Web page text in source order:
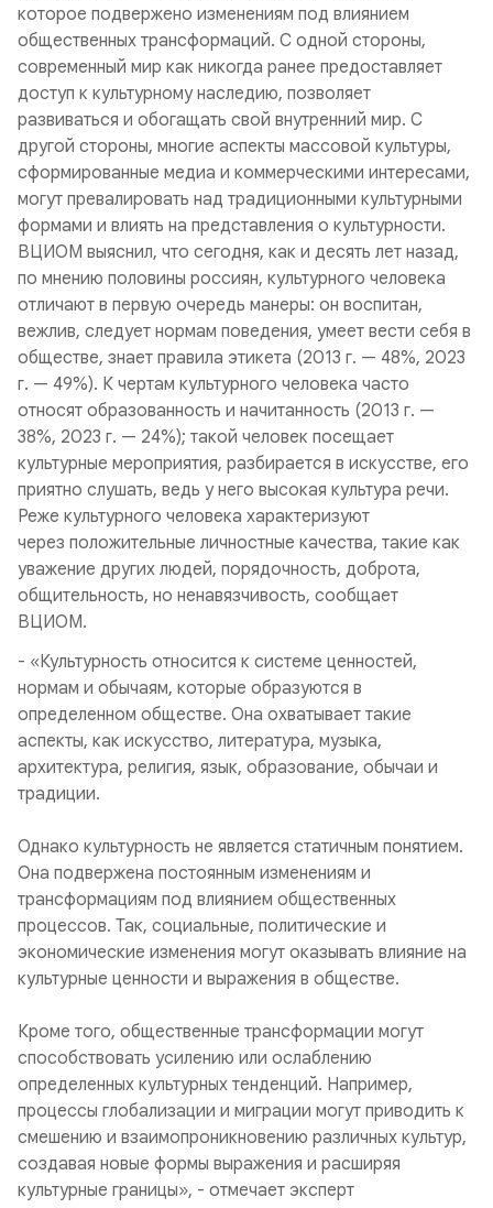
которое подвержено изменениям под влиянием
общественных трансформаций. С одной стороны,
современный мир как никогда ранее предоставляет
доступ к культурному наследию, позволяет
развиваться и обогащать свой внутренний мир. С
другой стороны, многие аспекты массовой культуры,
сформированные медиа и коммерческими интересами,
могут превалировать над традиционными культурными
формами и влиять на представления о культурности.
ВЦИОМ выяснил, что сегодня, как и десять лет назад,
по мнению половины россиян, культурного человека
отличают в первую очередь манеры: он воспитан,
вежлив, следует нормам поведения, умеет вести себя в
обществе, знает правила этикета (2013 г. — 48%, 2023
г. — 49%). К чертам культурного человека часто
относят образованность и начитанность (2013 г. —
38%, 2023 г. — 24%); такой человек посещает
культурные мероприятия, разбирается в искусстве, его
приятно слушать, ведь у него высокая культура речи.
Реже культурного человека характеризуют
через положительные личностные качества, такие как
уважение других людей, порядочность, доброта,
общительность, но ненавязчивость, сообщает
ВЦИОМ.
- «Культурность относится к системе ценностей,
нормам и обычаям, которые образуются в
определенном обществе. Она охватывает такие
аспекты, как искусство, литература, музыка,
архитектура, религия, язык, образование, обычаи и
традиции.
Однако культурность не является статичным понятием.
Она подвержена постоянным изменениям и
трансформациям под влиянием общественных
процессов. Так, социальные, политические и
экономические изменения могут оказывать влияние на
культурные ценности и выражения в обществе.
Кроме того, общественные трансформации могут
способствовать усилению или ослаблению
определенных культурных тенденций. Например,
процессы глобализации и миграции могут приводить к
смешению и взаимопроникновению различных культур,
создавая новые формы выражения и расширяя
культурные границы», - отмечает эксперт